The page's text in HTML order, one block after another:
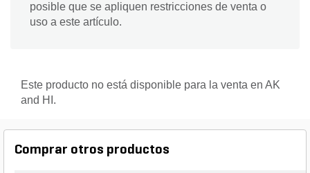
posible que se apliquen restricciones de venta o
uso a este artículo.
Este producto no está disponible para la venta en AK
and HI.
Comprar otros productos